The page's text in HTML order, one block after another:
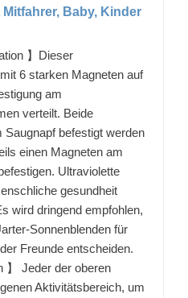
Baby, Kinder
】Dieser
6 starken Magneten auf
am
verteilt. Beide
Saugnapf befestigt werden
einen Magneten am
Ultraviolette
gesundheit
wird dringend empfohlen,
Sonnenblenden für
Freunde entscheiden.
】 Jeder der oberen
Aktivitätsbereich, um